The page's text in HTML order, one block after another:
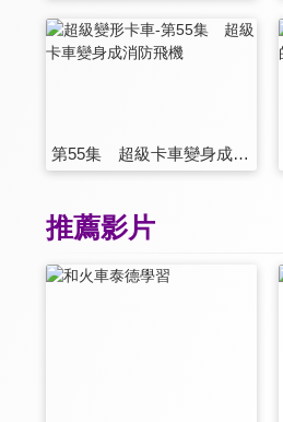
第55集 超級卡車變身成消防飛機
推薦影片